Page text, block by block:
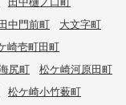
中門前町
大文字町
崎壱町田町
尻町
松ケ崎河原田町
松ケ崎小竹薮町